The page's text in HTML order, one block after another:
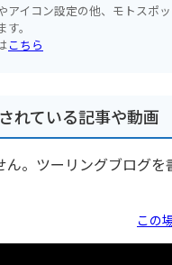
アイコン設定の他、モトスポ
。
こちら
れている記事や動画
ん。ツーリングブログを
この